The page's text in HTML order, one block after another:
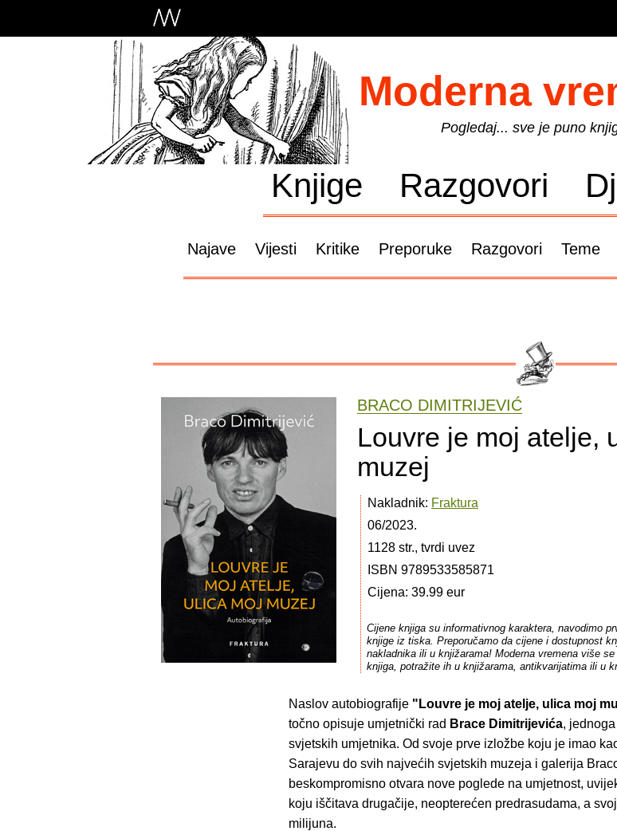
Moderna
Pogledaj... sve je puno
Knjige Razgovori
Najave Vijesti Kritike Preporuke Razgovori Teme
BRACO DIMITRIJEVIĆ
Louvre je moj atelje,
muzej
Nakladnik: Fraktura
06/2023.
1128 str., tvrdi uvez
ISBN 9789533585871
Cijena: 39.99 eur
Cijene knjiga su informativnog karaktera, navodimo
knjige iz tiska. Preporučamo da cijene i dostupnost
nakladnika ili u knjižarama! Moderna vremena više
knjiga, potražite ih u knjižarama, antikvarijatima ili u
Naslov autobiografije "Louvre je moj atelje, ulica moj
točno opisuje umjetnički rad Brace Dimitrijevića,
svjetskih umjetnika. Od svoje prve izložbe koju je imao
Sarajevu do svih najvećih svjetskih muzeja i galerija
beskompromisno otvara nove poglede na umjetnost,
koju iščitava drugačije, neopterećen predrasudama, a
milijuna.